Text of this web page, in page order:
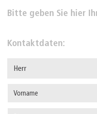
Bitte geben Sie hier
Kontaktdaten:
Herr